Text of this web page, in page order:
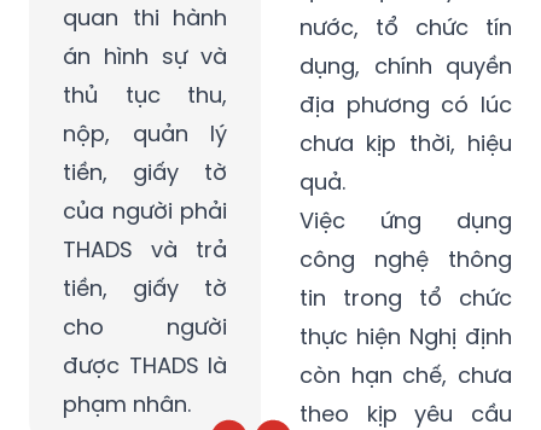
quan thi hành
án hình sự và
thủ tục thu,
nộp, quản lý
tiền, giấy tờ
của người phải
THADS và trả
tiền, giấy tờ
cho người
được THADS là
phạm nhân.
nước, tổ chức tín
dụng, chính quyền
địa phương có lúc
chưa kịp thời, hiệu
quả.
Việc ứng dụng
công nghệ thông
tin trong tổ chức
thực hiện Nghị định
còn hạn chế, chưa
theo kịp yêu cầu